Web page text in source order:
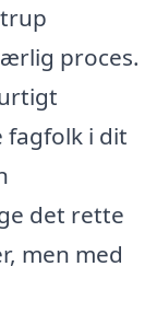
proces.
fagfolk i dit
det rette
men med